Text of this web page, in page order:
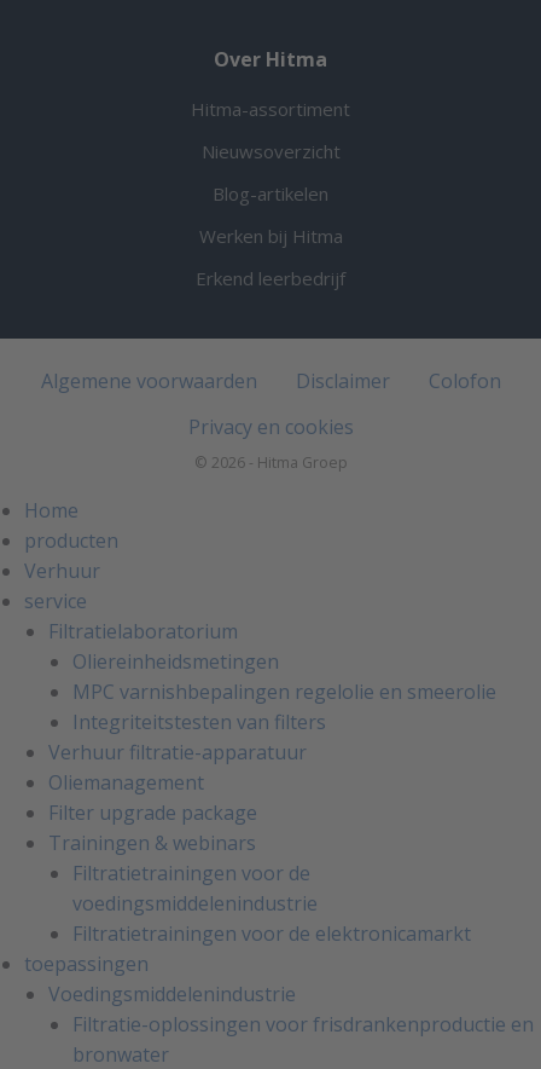
Over Hitma
Hitma-assortiment
Nieuwsoverzicht
Blog-artikelen
Werken bij Hitma
Erkend leerbedrijf
Algemene voorwaarden Disclaimer
Colofon
Privacy en cookies
© 2026 - Hitma Groep
Home
producten
Verhuur
service
Filtratielaboratorium
Oliereinheidsmetingen
MPC varnishbepalingen regelolie en smeerolie
Integriteitstesten van filters
Verhuur filtratie-apparatuur
Oliemanagement
Filter upgrade package
Trainingen & webinars
Filtratietrainingen voor de
voedingsmiddelenindustrie
Filtratietrainingen voor de elektronicamarkt
toepassingen
Voedingsmiddelenindustrie
Filtratie-oplossingen voor frisdrankenproductie en
bronwater